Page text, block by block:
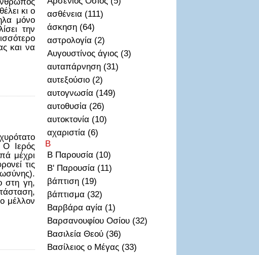
κι ο
μόνο
την
και να
Ο Ιερός
μέχρι
τις
στη γη,
μέλλον
ασθένεια (111)
άσκηση (64)
αστρολογία (2)
Αυγουστίνος άγιος (3)
αυταπάρνηση (31)
αυτεξούσιο (2)
αυτογνωσία (149)
αυτοθυσἰα (26)
αυτοκτονία (10)
αχαριστία (6)
Β
Β Παρουσία (10)
Β' Παρουσία (11)
βάπτιση (19)
βάπτισμα (32)
Βαρβάρα αγία (1)
Βαρσανουφίου Οσίου (32)
Βασιλεία Θεού (36)
Βασίλειος ο Μέγας (33)